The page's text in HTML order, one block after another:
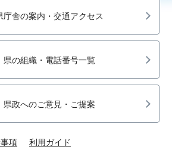
庁舎の案内・交通アクセス
県の組織・電話番号一覧
県政へのご意見・ご提案
項 利用ガイド